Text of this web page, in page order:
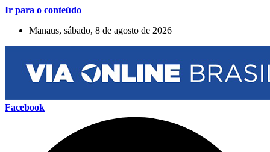
Ir para o conteúdo
Manaus, sábado, 8 de agosto de 2026
Facebook